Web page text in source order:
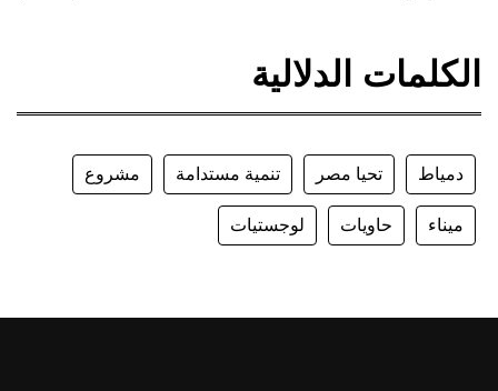
الكلمات الدلالية
دمياط تحيا مصر تنمية مستدامة مشروع
ميناء حاويات لوجستيات